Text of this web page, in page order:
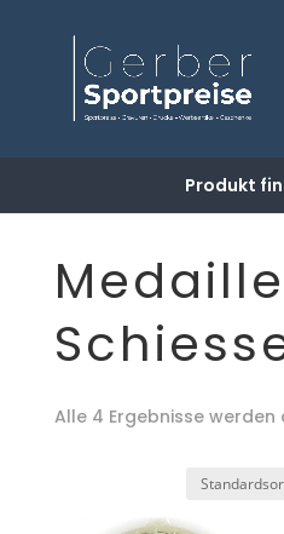
Alle 4 Ergebnisse werden